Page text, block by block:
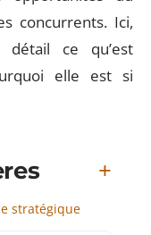
concurrents. Ici,
ce qu’est
elle est si
stratégique